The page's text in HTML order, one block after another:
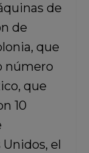
de
de
que
número
que
10
el